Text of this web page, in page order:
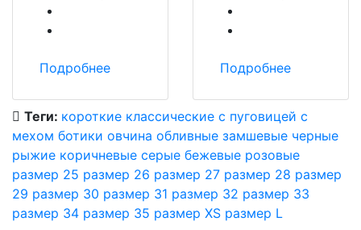
Подробнее Подробнее
Теги: короткие классические с пуговицей с
мехом ботики овчина обливные замшевые черные
рыжие коричневые серые бежевые розовые
размер 25 размер 26 размер 27 размер 28 размер
29 размер 30 размер 31 размер 32 размер 33
размер 34 размер 35 размер XS размер L